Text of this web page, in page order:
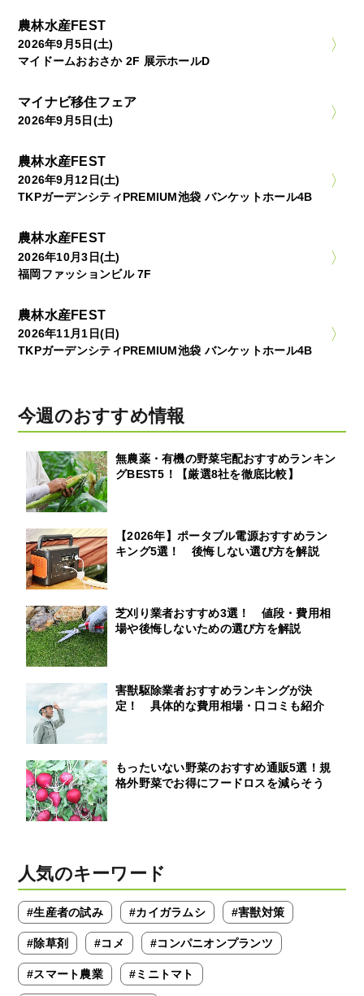
農林水産FEST
2026年9月5日(土)
マイドームおおさか 2F 展示ホールD
マイナビ移住フェア
2026年9月5日(土)
農林水産FEST
2026年9月12日(土)
TKPガーデンシティPREMIUM池袋 バンケットホール4B
農林水産FEST
2026年10月3日(土)
福岡ファッションビル 7F
農林水産FEST
2026年11月1日(日)
TKPガーデンシティPREMIUM池袋 バンケットホール4B
今週のおすすめ情報
無農薬・有機の野菜宅配おすすめランキン
グBEST5！【厳選8社を徹底比較】
【2026年】ポータブル電源おすすめラン
キング5選！ 後悔しない選び方を解説
芝刈り業者おすすめ3選！ 値段・費用相
場や後悔しないための選び方を解説
害獣駆除業者おすすめランキングが決
定！ 具体的な費用相場・口コミも紹介
もったいない野菜のおすすめ通販5選！規
格外野菜でお得にフードロスを減らそう
人気のキーワード
#生産者の試み #カイガラムシ #害獣対策
#除草剤 #コメ #コンパニオンプランツ
#スマート農業 #ミニトマト